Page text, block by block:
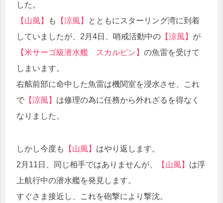
した。
【山風】
も 【涼風】
とともにスターリング湾に到着
していましたが、2月4日、哨戒活動中の 【涼風】 が
【米サーゴ級潜水艦 スカルピン】 の魚雷を受けて
しまいます。
右舷前部に命中した魚雷は機関室を浸水させ、これ
で 【涼風】 は修理の為に任務から外れざるを得なく
なりました。
しかし今度も 【山風】 はやり返します。
2月11日、同じ相手ではありませんが、
【山風】 は浮
上航行中の潜水艦を発見します。
すぐさま接近し、これを砲撃により撃沈。